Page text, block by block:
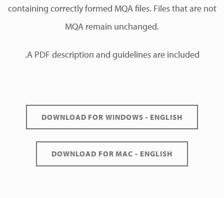
containing correctly formed MQA files. Files that are not
MQA remain unchanged.
.A PDF description and guidelines are included
DOWNLOAD FOR WINDOWS - ENGLISH
DOWNLOAD FOR MAC - ENGLISH